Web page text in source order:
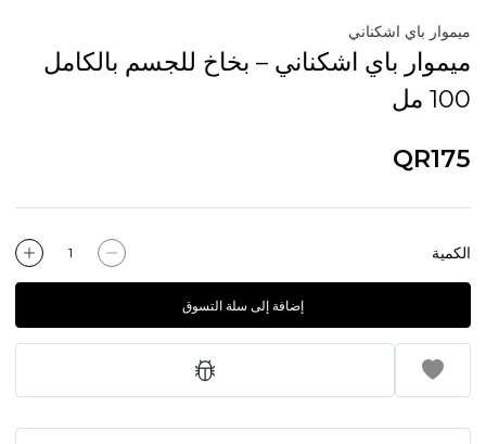
ميموار باي اشكناني
ميموار باي اشكناني – بخاخ للجسم بالكامل
100 مل
QR175
الكمية
إضافة إلى سلة التسوق